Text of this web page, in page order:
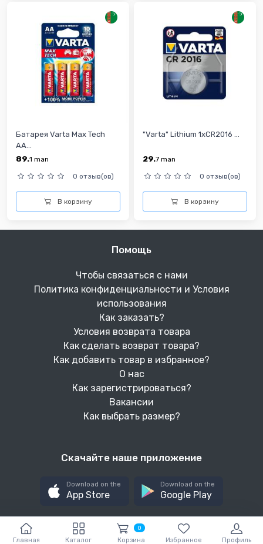
Батарея Varta Max Tech
АА...
89.1 man
0 отзыв(ов)
В корзину
"Varta" Lithium 1xCR2016 ...
29.7 man
0 отзыв(ов)
В корзину
Главная Каталог
0
Корзина Избранное Профиль
Помощь
Чтобы связаться с нами
Политика конфиденциальности и Условия
использования
Как заказать?
Условия возврата товара
Как сделать возврат товара?
Как добавить товар в избранное?
О нас
Как зарегистрироваться?
Вакансии
Как выбрать размер?
Скачайте наше приложение
Download on the
App Store
Download on the
Google Play